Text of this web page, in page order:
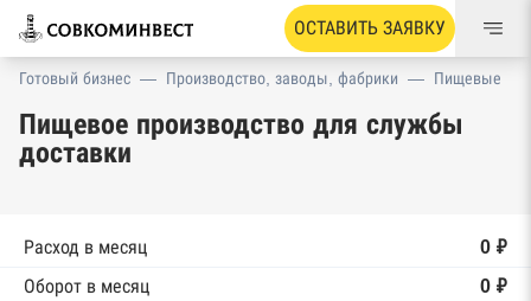
ОСТАВИТЬ ЗАЯВКУ
Готовый бизнес — Производство, заводы, фабрики — Пищевые
Пищевое производство для службы
доставки
Расход в месяц
0 ₽
Оборот в месяц
0 ₽